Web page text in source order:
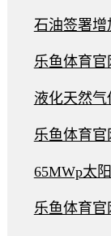
石油签署增
乐鱼体育官
液化天然气
乐鱼体育官
65MWp太
乐鱼体育官